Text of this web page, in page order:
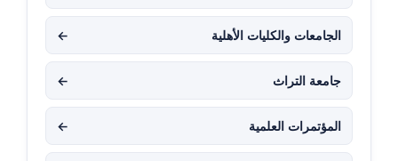
الجامعات والكليات الأهلية ←
جامعة التراث ←
المؤتمرات العلمية ←